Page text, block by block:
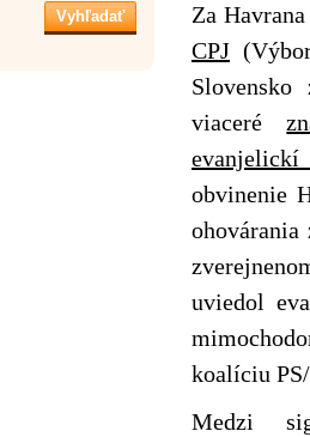
Za
CPJ
viaceré
obvinenie
uviedol
koalíciu
Medzi